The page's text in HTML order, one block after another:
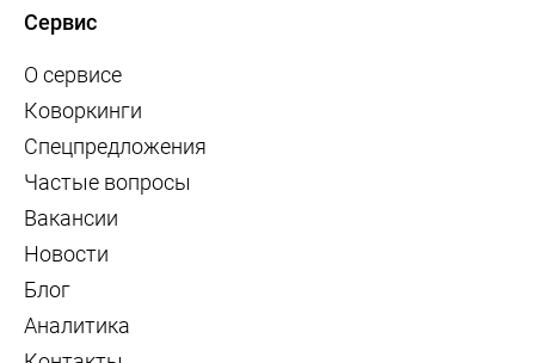
Сервис
О сервисе
Коворкинги
Спецпредложения
Частые вопросы
Вакансии
Новости
Блог
Аналитика